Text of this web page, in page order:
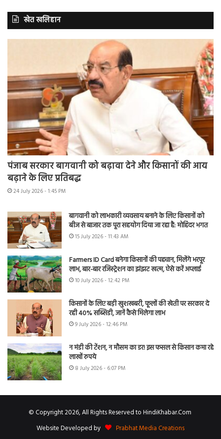
खेत खलिहान
पंजाब सरकार बागवानी को बढ़ावा देने और किसानों की आय
बढ़ाने के लिए प्रतिबद्ध
24 July 2026 - 1:45 PM
बागवानी को लाभकारी व्यवसाय बनाने के लिए किसानों को
बीज से बाजार तक पूरा सहयोग दिया जा रहा है: मोहिंदर भगत
15 July 2026 - 11:43 AM
Farmers ID Card बनेगा किसानों की पहचान, मिलेंगे भरपूर
लाभ, बार-बार रजिस्ट्रेशन का झंझट खत्म, ऐसे करें अप्लाई
10 July 2026 - 12:42 PM
किसानों के लिए बड़ी खुशखबरी, फूलों की खेती पर सरकार दे
रही 40% सब्सिडी, जानें कैसे मिलेगा लाभ
9 July 2026 - 12:46 PM
न मंडी की टेंशन, न मौसम का डर! इस फसल से किसान कमा रहे
लाखों रुपये
8 July 2026 - 6:07 PM
© Copyright 2026, All Rights Reserved to HindiKhabar.Com
Website Developed by
Prabhat Media Creations